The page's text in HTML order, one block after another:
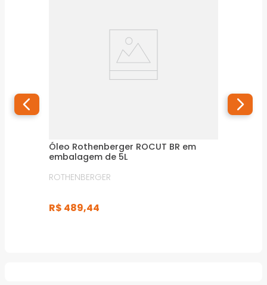
Óleo Rothenberger ROCUT BR em
embalagem de 5L
ROTHENBERGER
R$ 489,44